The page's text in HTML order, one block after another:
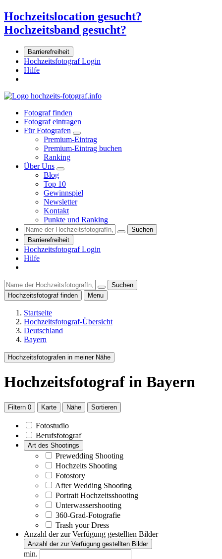
Hochzeitslocation gesucht?
Hochzeitsband gesucht?
Barrierefreiheit
Hochzeitsfotograf Login
Hilfe
Fotograf finden
Fotograf eintragen
Für Fotografen
Premium-Eintrag
Premium-Eintrag buchen
Ranking
Über Uns
Blog
Top 10
Gewinnspiel
Newsletter
Kontakt
Punkte und Ranking
Suchen
Barrierefreiheit
Hochzeitsfotograf Login
Hilfe
Suchen
Hochzeitsfotograf finden
Menu
Startseite
Hochzeitsfotograf-Übersicht
Deutschland
Bayern
Hochzeitsfotografen in meiner Nähe
Hochzeitsfotograf in Bayern
Filtern 0 Karte Nähe Sortieren
Fotostudio
Berufsfotograf
Art des Shootings
Prewedding Shooting
Hochzeits Shooting
Fotostory
After Wedding Shooting
Portrait Hochzeitsshooting
Unterwassershooting
360-Grad-Fotografie
Trash your Dress
Anzahl der zur Verfügung gestellten Bilder
Anzahl der zur Verfügung gestellten Bilder
min.